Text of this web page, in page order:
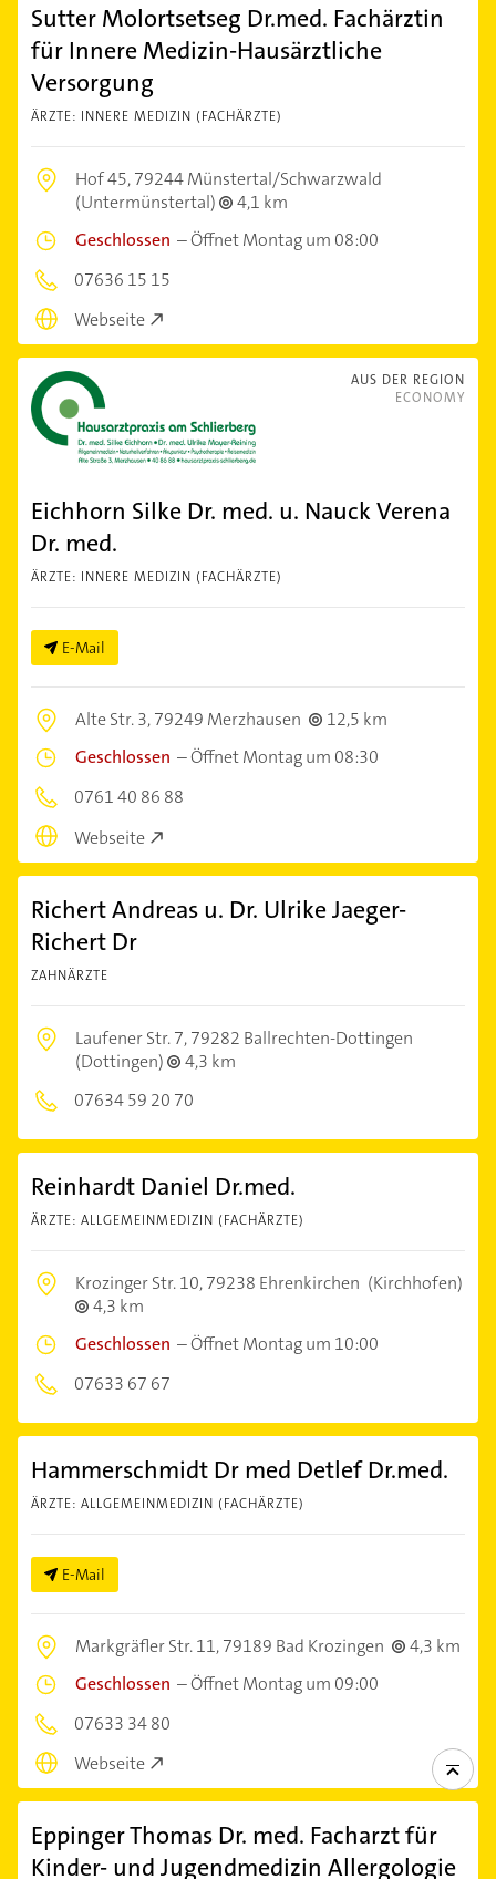
Sutter Molortsetseg Dr.med. Fachärztin
für Innere Medizin-Hausärztliche
Versorgung
ÄRZTE: INNERE MEDIZIN (FACHÄRZTE)
Hof 45,79244 Münstertal/Schwarzwald
(Untermünstertal)
4,1 km
Geschlossen –Öffnet Montag um 08:00
07636 15 15
Webseite
AUS DER REGION
ECONOMY
Eichhorn Silke Dr. med. u. Nauck Verena
Dr. med.
ÄRZTE: INNERE MEDIZIN (FACHÄRZTE)
E-Mail
Alte Str. 3,79249 Merzhausen
12,5 km
Geschlossen –Öffnet Montag um 08:30
0761 40 86 88
Webseite
Richert Andreas u. Dr. Ulrike Jaeger-
Richert Dr
ZAHNÄRZTE
Laufener Str. 7,79282 Ballrechten-Dottingen
(Dottingen)
4,3 km
07634 59 20 70
Reinhardt Daniel Dr.med.
ÄRZTE: ALLGEMEINMEDIZIN (FACHÄRZTE)
Krozinger Str. 10,79238 Ehrenkirchen (Kirchhofen)
4,3 km
Geschlossen –Öffnet Montag um 10:00
07633 67 67
Hammerschmidt Dr med Detlef Dr.med.
ÄRZTE: ALLGEMEINMEDIZIN (FACHÄRZTE)
E-Mail
Markgräfler Str. 11,79189 Bad Krozingen
4,3 km
Geschlossen –Öffnet Montag um 09:00
07633 34 80
Webseite
Eppinger Thomas Dr. med. Facharzt für
Kinder- und Jugendmedizin Allergologie